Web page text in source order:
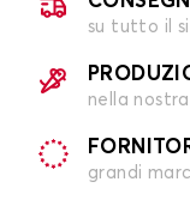
su tutto il
nella
grandi